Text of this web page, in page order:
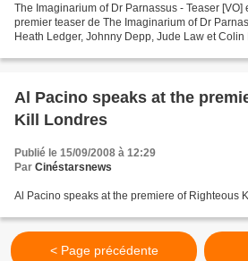
The Imaginarium of Dr Parnassus - Teaser [VO]
premier teaser de The Imaginarium of Dr
Heath Ledger, Johnny Depp, Jude Law et Colin
Al Pacino speaks at the
Kill Londres
Publié le 15/09/2008 à 12:29
Par Cinéstarsnews
Al Pacino speaks at the premiere of Righteous
< Page précédente